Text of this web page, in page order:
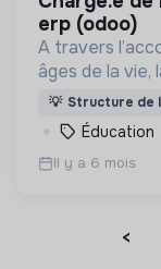
erp (odoo)
A travers
âges de la
pour
construction
civile
💡 Structure de
Éducation
Il y a 6 mois
<